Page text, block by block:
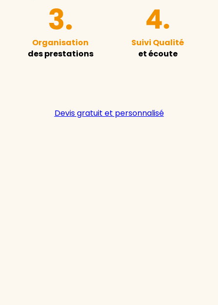
Organisation
des prestations
Suivi Qualité
et écoute
Devis gratuit et personnalisé